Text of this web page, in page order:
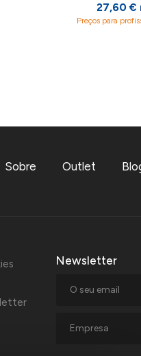
27,60 €
Preços para
Sobre Outlet
Newsletter